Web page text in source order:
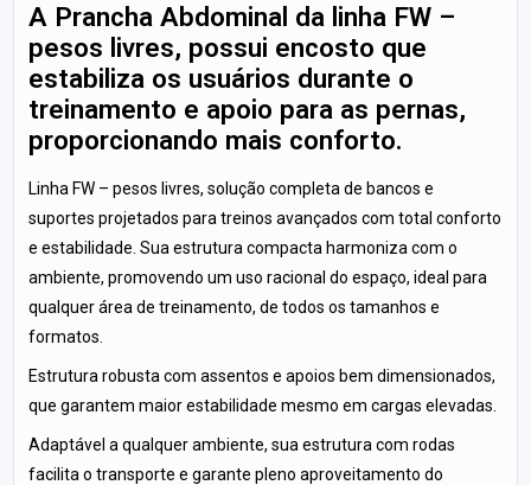
A Prancha Abdominal da linha FW –
pesos livres, possui encosto que
estabiliza os usuários durante o
treinamento e apoio para as pernas,
proporcionando mais conforto.
Linha FW – pesos livres, solução completa de bancos e
suportes projetados para treinos avançados com total conforto
e estabilidade. Sua estrutura compacta harmoniza com o
ambiente, promovendo um uso racional do espaço, ideal para
qualquer área de treinamento, de todos os tamanhos e
formatos.
Estrutura robusta com assentos e apoios bem dimensionados,
que garantem maior estabilidade mesmo em cargas elevadas.
Adaptável a qualquer ambiente, sua estrutura com rodas
facilita o transporte e garante pleno aproveitamento do